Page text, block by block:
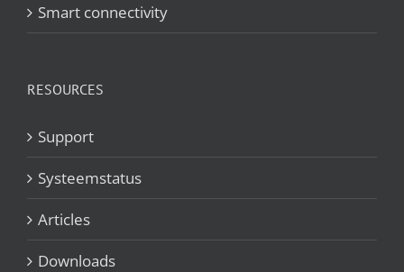
Smart connectivity
RESOURCES
Support
Systeemstatus
Articles
Downloads